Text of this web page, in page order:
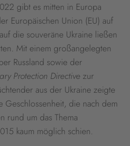
gibt es mitten in Europa
Europäischen Union (EU) auf
die souveräne Ukraine ließen
Mit einem großangelegten
Russland sowie der
Protection Directive zur
aus der Ukraine zeigte
Geschlossenheit, die nach dem
rund um das Thema
kaum möglich schien.